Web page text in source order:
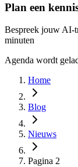
Plan een
Bespreek jouw AI-
minuten
Agenda wordt
Home
Blog
Nieuws
Pagina 2